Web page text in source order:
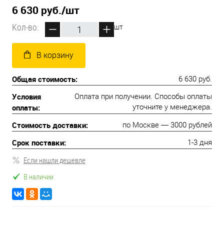
6 630 руб./шт
Кол-во: шт
В корзину
Общая стоимость: 6 630 руб.
Условия
оплаты:
Оплата при получении. Способы оплаты
уточните у менеджера.
Стоимость доставки: по Москве — 3000 рублей
Срок поставки: 1-3 дня
Если нашли дешевле
В наличии